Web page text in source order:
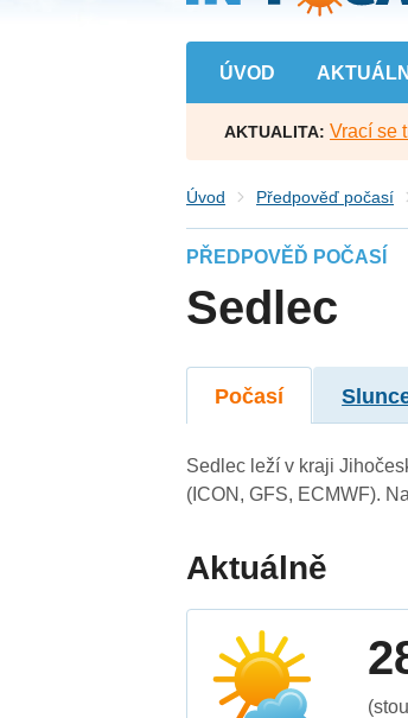
ÚVOD
AKTUALITA: Vrací se
Úvod Předpověď počasí
PŘEDPOVĚĎ POČASÍ
Sedlec
Počasí
Sedlec leží v kraji
(ICON, GFS, ECMWF).
Aktuálně